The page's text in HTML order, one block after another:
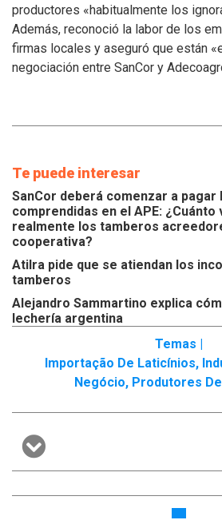
de
los
productores «habitualmente los
Además, reconoció la labor de los
firmas locales y aseguró que están
negociación entre SanCor y
Te puede interesar
SanCor deberá comenzar a pagar
comprendidas en el APE: ¿Cuánto
realmente los tamberos
cooperativa?
Atilra pide que se atiendan los
tamberos
Alejandro Sammartino explica
lechería argentina
Temas |
Importação De Laticínios,
Negócio, Produtores